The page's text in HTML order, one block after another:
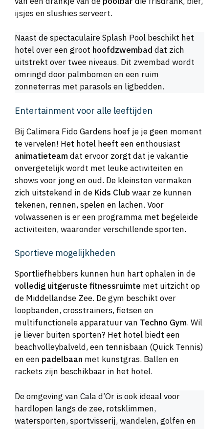
ijsjes en slushies serveert.
Naast de spectaculaire Splash Pool beschikt het
hotel over een groot hoofdzwembad dat zich
uitstrekt over twee niveaus. Dit zwembad wordt
omringd door palmbomen en een ruim
zonneterras met parasols en ligbedden.
Entertainment voor alle leeftijden
Bij Calimera Fido Gardens hoef je je geen moment
te vervelen! Het hotel heeft een enthousiast
animatieteam dat ervoor zorgt dat je vakantie
onvergetelijk wordt met leuke activiteiten en
shows voor jong en oud. De kleinsten vermaken
zich uitstekend in de Kids Club waar ze kunnen
tekenen, rennen, spelen en lachen. Voor
volwassenen is er een programma met begeleide
activiteiten, waaronder verschillende sporten.
Sportieve mogelijkheden
Sportliefhebbers kunnen hun hart ophalen in de
volledig uitgeruste fitnessruimte met uitzicht op
de Middellandse Zee. De gym beschikt over
loopbanden, crosstrainers, fietsen en
multifunctionele apparatuur van Techno Gym. Wil
je liever buiten sporten? Het hotel biedt een
beachvolleybalveld, een tennisbaan (Quick Tennis)
en een padelbaan met kunstgras. Ballen en
rackets zijn beschikbaar in het hotel.
De omgeving van Cala d’Or is ook ideaal voor
hardlopen langs de zee, rotsklimmen,
watersporten, sportvisserij, wandelen, golfen en